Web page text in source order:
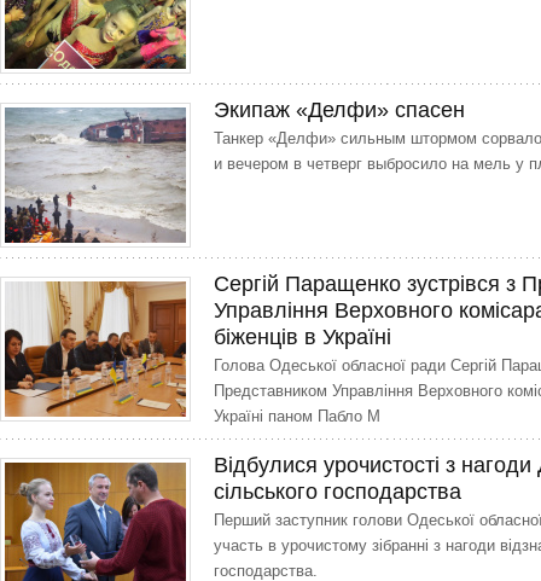
Экипаж «Делфи» спасен
Танкер «Делфи» сильным штормом
и вечером в четверг выбросило на мель у
Сергій Паращенко зустрівся з
Управління Верховного
біженців в Україні
Голова Одеської обласної ради Сергій
Представником Управління Верховного
Україні паном Пабло М
Відбулися урочистості з нагоди
сільського господарства
Перший заступник голови Одеської
участь в урочистому зібранні з нагоди
господарства.